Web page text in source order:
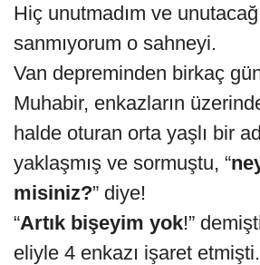
Hiç unutmadım ve
sanmıyorum o sahneyi.
Van depreminden birkaç
Muhabir, enkazların
halde oturan orta yaşlı bir
yaklaşmış ve sormuştu, “
misiniz?” diye!
“Artık bişeyim yok!”
eliyle 4 enkazı işaret etmişti.